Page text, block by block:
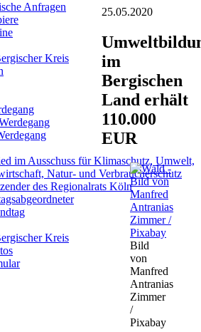
Anfragen
Kreis
im Ausschuss für Klimaschutz, Umwelt,
Natur- und Verbraucherschutz
des Regionalrats Köln
Kreis
25.05.2020
im
Bergischen
Land erhält
110.000
EUR
Bild
von
Manfred
Antranias
Zimmer
/
Pixabay